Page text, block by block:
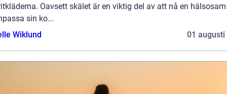
Oavsett skälet är en viktig del av att nå en
sin ko...
Wiklund
01 augusti